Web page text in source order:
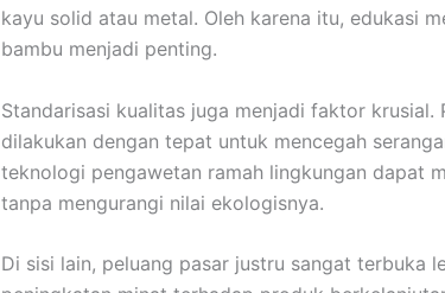
kayu solid atau metal. Oleh karena itu, edukasi
bambu menjadi penting.
Standarisasi kualitas juga menjadi faktor krusial.
dilakukan dengan tepat untuk mencegah
teknologi pengawetan ramah lingkungan dapat
tanpa mengurangi nilai ekologisnya.
Di sisi lain, peluang pasar justru sangat terbuka